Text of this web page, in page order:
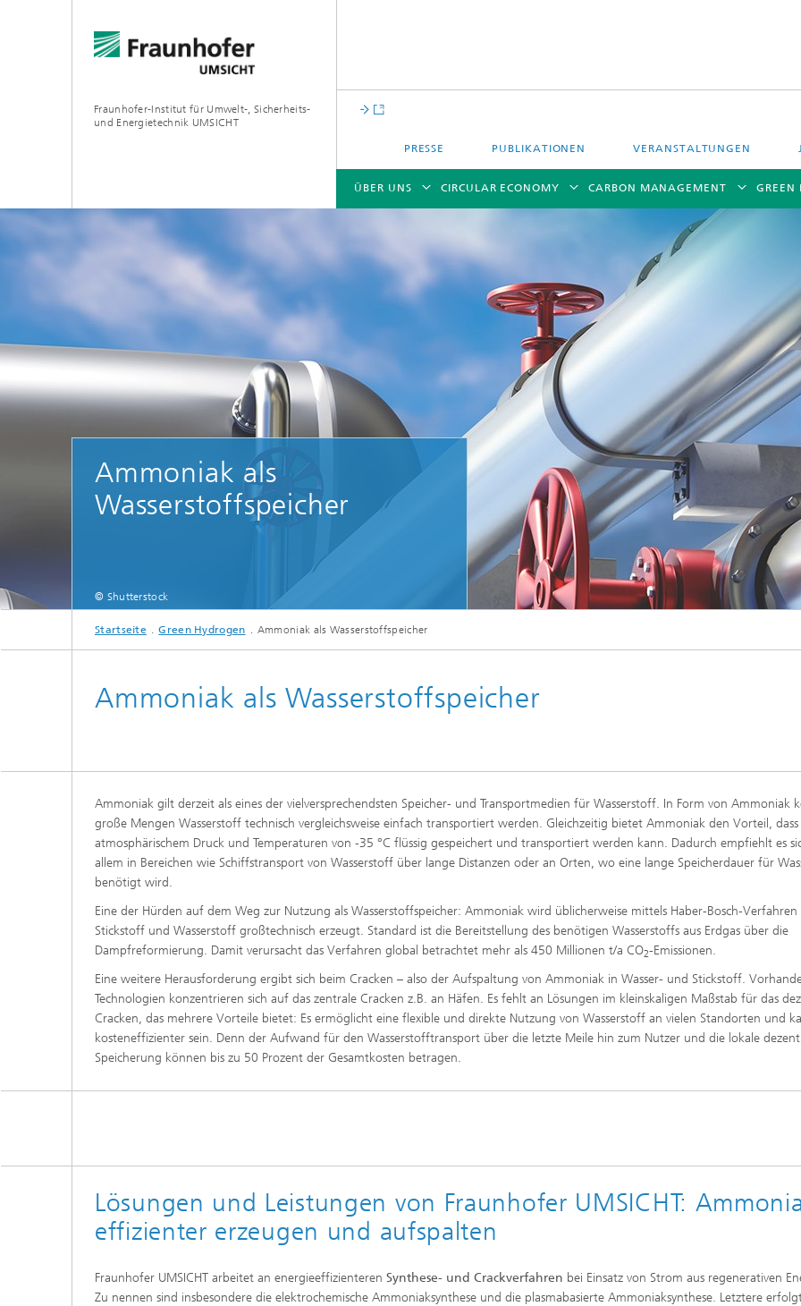
Fraunhofer-Institut für Umwelt-, Sicherheits-
und Energietechnik UMSICHT
PRESSE PUBLIKATIONEN VERANSTALTUNGEN
ÜBER UNS
ÜBER UNS
CIRCULAR ECONOMY
CIRCULAR ECONOMY
CARBON MANAGEMENT
CARBON MANAGEMENT
GREEN
GREEN HYDROGEN
LOCAL ENERGY SYSTEMS
Ammoniak als
Wasserstoffspeicher
© Shutterstock
Startseite Green Hydrogen Ammoniak als Wasserstoffspeicher
Ammoniak als Wasserstoffspeicher
Ammoniak gilt derzeit als eines der vielversprechendsten Speicher- und Transportmedien für Wasserstoff. In Form von Ammoniak
große Mengen Wasserstoff technisch vergleichsweise einfach transportiert werden. Gleichzeitig bietet Ammoniak den Vorteil, dass
atmosphärischem Druck und Temperaturen von -35 °C flüssig gespeichert und transportiert werden kann. Dadurch empfiehlt es
allem in Bereichen wie Schiffstransport von Wasserstoff über lange Distanzen oder an Orten, wo eine lange Speicherdauer für
benötigt wird.
Eine der Hürden auf dem Weg zur Nutzung als Wasserstoffspeicher: Ammoniak wird üblicherweise mittels Haber-Bosch-Verfahren
Stickstoff und Wasserstoff großtechnisch erzeugt. Standard ist die Bereitstellung des benötigen Wasserstoffs aus Erdgas über die
Dampfreformierung. Damit verursacht das Verfahren global betrachtet mehr als 450 Millionen t/a CO2-Emissionen.
Eine weitere Herausforderung ergibt sich beim Cracken – also der Aufspaltung von Ammoniak in Wasser- und Stickstoff.
Technologien konzentrieren sich auf das zentrale Cracken z.B. an Häfen. Es fehlt an Lösungen im kleinskaligen Maßstab für das
Cracken, das mehrere Vorteile bietet: Es ermöglicht eine flexible und direkte Nutzung von Wasserstoff an vielen Standorten und
kosteneffizienter sein. Denn der Aufwand für den Wasserstofftransport über die letzte Meile hin zum Nutzer und die lokale
Speicherung können bis zu 50 Prozent der Gesamtkosten betragen.
Lösungen und Leistungen von Fraunhofer UMSICHT:
effizienter erzeugen und aufspalten
Fraunhofer UMSICHT arbeitet an energieeffizienteren Synthese- und Crackverfahren bei Einsatz von Strom aus regenerativen
Zu nennen sind insbesondere die elektrochemische Ammoniaksynthese und die plasmabasierte Ammoniaksynthese. Letztere